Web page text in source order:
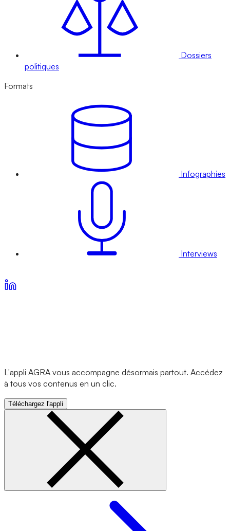
Dossiers
politiques
Formats
Infographies
Interviews
L'appli AGRA vous accompagne désormais partout. Accédez
à tous vos contenus en un clic.
Téléchargez l'appli